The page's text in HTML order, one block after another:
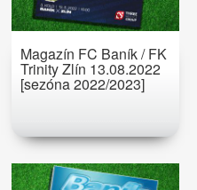
Magazín FC Baník / FK
Trinity Zlín 13.08.2022
[sezóna 2022/2023]